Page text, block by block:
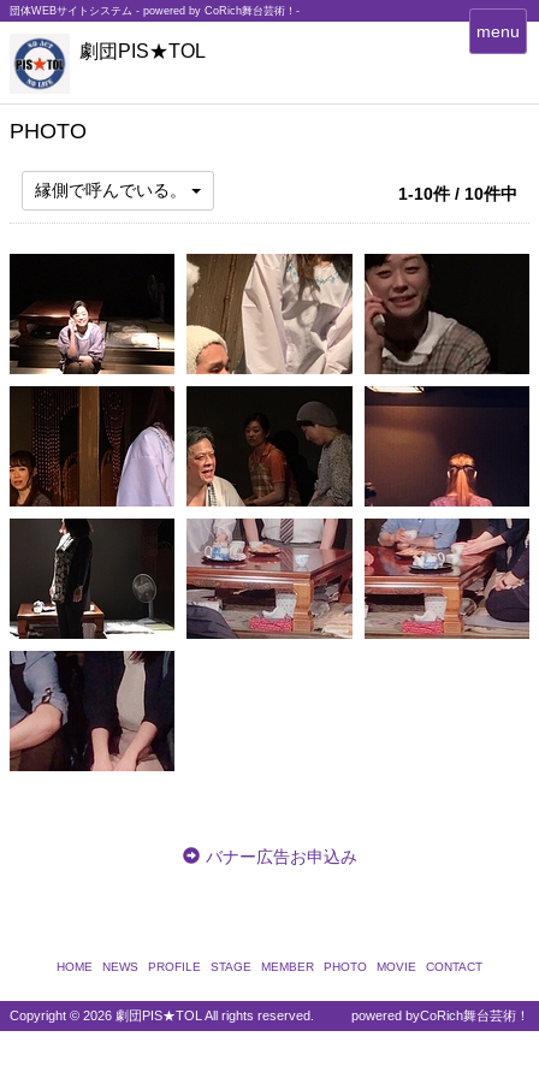
団体WEBサイトシステム - powered by CoRich舞台芸術！-
劇団PIS★TOL
T
o
g
a
v
i
o
n
menu
PHOTO
縁側で呼んでいる。 1-10件 / 10件中
バナー広告お申込み
HOME NEWS PROFILE STAGE MEMBER PHOTO MOVIE CONTACT
Copyright © 2026 劇団PIS★TOL All rights reserved. powered byCoRich舞台芸術！